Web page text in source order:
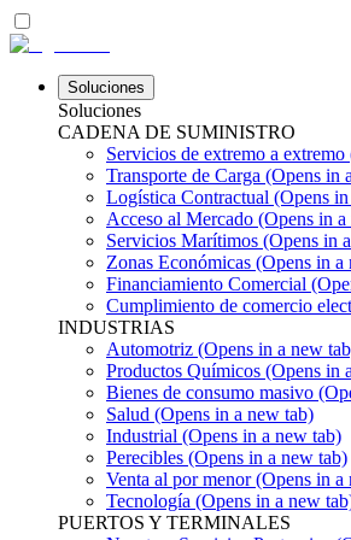
Soluciones
Soluciones
CADENA DE SUMINISTRO
Servicios de extremo a extremo
Transporte de Carga (Opens in
Logística Contractual (Opens
Acceso al Mercado (Opens in
Servicios Marítimos (Opens in
Zonas Económicas (Opens in a
Financiamiento Comercial
Cumplimiento de comercio
INDUSTRIAS
Automotriz (Opens in a new
Productos Químicos (Opens in
Bienes de consumo masivo
Salud (Opens in a new tab)
Industrial (Opens in a new tab)
Perecibles (Opens in a new tab)
Venta al por menor(Opens in a
Tecnología (Opens in a new
PUERTOS Y TERMINALES